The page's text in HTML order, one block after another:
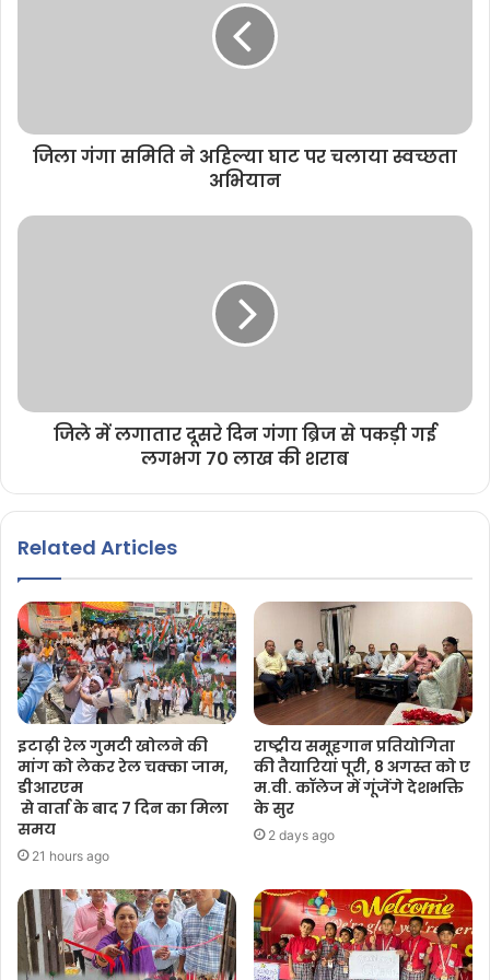
e
जिला गंगा समिति ने अहिल्या घाट पर चलाया स्वच्छता
अभियान
जिले में लगातार दूसरे दिन गंगा ब्रिज से पकड़ी गई
लगभग 70 लाख की शराब
Related Articles
इटाढ़ी रेल गुमटी खोलने की
मांग को लेकर रेल चक्का जाम,
डीआरएम
से वार्ता के बाद 7 दिन का मिला
समय
21 hours ago
राष्ट्रीय समूहगान प्रतियोगिता
की तैयारियां पूरी, 8 अगस्त को ए
म.वी. कॉलेज में गूंजेंगे देशभक्ति
के सुर
2 days ago